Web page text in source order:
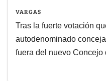
VARGAS
Tras la fuerte votación
autodenominado
fuera del nuevo Concejo